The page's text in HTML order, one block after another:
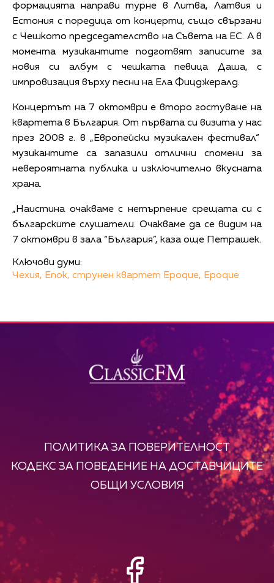
формацията направи турне в Литва, Латвия и
Естония с поредица от концерти, също свързани
с Чешкото председателство на Съвета на ЕС. А в
момента музикантите подготвят записите за
новия си албум с чешката певица Даша, с
импровизация върху песни на Ела Фицджералд.
Концертът на 7 октомври е второ гостуване на
квартета в България. От първата си визита у нас
през 2008 г. в „Европейски музикален фестивал“
музикантите са запазили отлични спомени за
невероятната публика и изключително вкусната
храна.
„Наистина очакваме с нетърпение срещата си с
българските слушатели. Очакваме да се видим на
7 октомври в зала “България”, каза още Петрашек.
Ключови думи:
Чехия, Епок, струнен квартет Epoque, Epoque
ПОЛИТИКА ЗА ПОВЕРИТЕЛНОСТ
КОДЕКС ЗА ПОВЕДЕНИЕ НА ДОСТАВЧИЦИТЕ
ОБЩИ УСЛОВИЯ